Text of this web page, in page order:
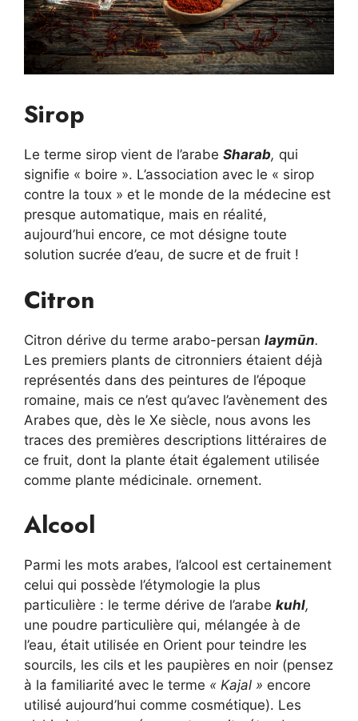
Sirop
Le terme sirop vient de l’arabe Sharab, qui
signifie « boire ». L’association avec le « sirop
contre la toux » et le monde de la médecine est
presque automatique, mais en réalité,
aujourd’hui encore, ce mot désigne toute
solution sucrée d’eau, de sucre et de fruit !
Citron
Citron dérive du terme arabo-persan laymūn.
Les premiers plants de citronniers étaient déjà
représentés dans des peintures de l’époque
romaine, mais ce n’est qu’avec l’avènement des
Arabes que, dès le Xe siècle, nous avons les
traces des premières descriptions littéraires de
ce fruit, dont la plante était également utilisée
comme plante médicinale. ornement.
Alcool
Parmi les mots arabes, l’alcool est certainement
celui qui possède l’étymologie la plus
particulière : le terme dérive de l’arabe kuhl,
une poudre particulière qui, mélangée à de
l’eau, était utilisée en Orient pour teindre les
sourcils, les cils et les paupières en noir (pensez
à la familiarité avec le terme « Kajal » encore
utilisé aujourd’hui comme cosmétique). Les